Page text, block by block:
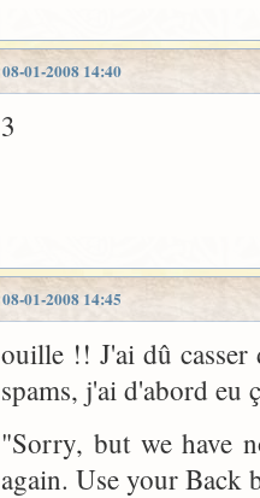
08-01-2008 14:40
3
08-01-2008 14:45
ouille !! J'ai dû casser
spams, j'ai d'abord eu
"Sorry, but we have
again. Use your Back